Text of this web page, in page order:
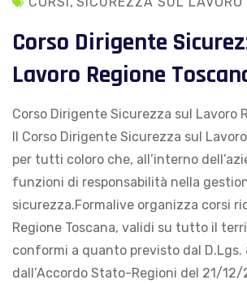
Corso Dirigente
Lavoro Regione
Corso Dirigente Sicurezza sul Lavoro
Il Corso Dirigente Sicurezza sul
per tutti coloro che, all’interno
funzioni di responsabilità nella
sicurezza.Formalive organizza corsi
Regione Toscana, validi su tutto il
conformi a quanto previsto dal
dall’Accordo Stato-Regioni del 21/12/